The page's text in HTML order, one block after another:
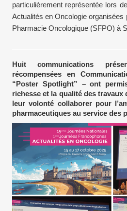
particulièrement représentée lors
Actualités en Oncologie
Pharmacie Oncologique (SFPO) à
Huit communications
récompensées en
“Poster Spotlight” – ont
richesse et la qualité des travaux
leur volonté collaborer pour
pharmaceutiques au service des